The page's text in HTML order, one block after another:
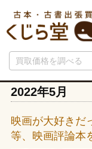
2022年5月
映画が大好きだ
等、映画評論本